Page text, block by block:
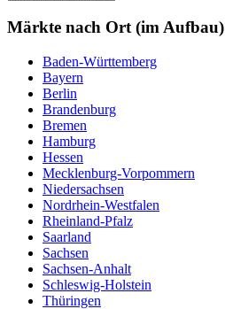
Monat
Märkte nach Ort (im Aufbau)
Baden-Württemberg
Bayern
Berlin
Brandenburg
Bremen
Hamburg
Hessen
Mecklenburg-Vorpommern
Niedersachsen
Nordrhein-Westfalen
Rheinland-Pfalz
Saarland
Sachsen
Sachsen-Anhalt
Schleswig-Holstein
Thüringen